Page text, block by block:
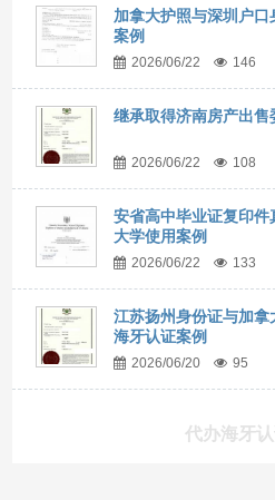
加拿大护照与深圳户
案例
2026/06/22 146
继承取得济南房产出
2026/06/22 108
安省高中毕业证复印
大学使用案例
2026/06/22 133
江苏扬州身份证与加
海牙认证案例
2026/06/20 95
代办海牙